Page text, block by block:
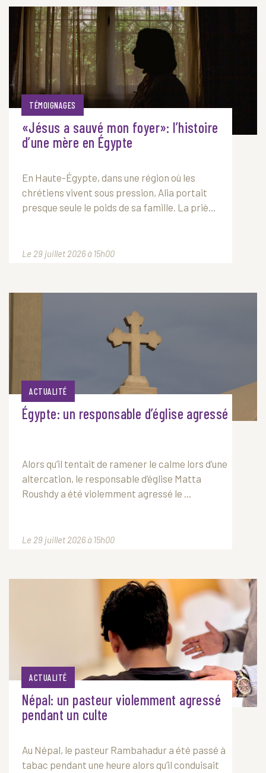
TÉMOIGNAGES
«Jésus a sauvé mon foyer»: l’histoire
d’une mère en Égypte
En Haute-Égypte, dans une région où les
chrétiens vivent sous pression, Alia portait
presque seule le poids de sa famille. La priè...
Le 29 juillet 2026 à 15h00
ACTUALITÉ
Égypte: un responsable d’église agressé
Alors qu’il tentait de ramener le calme lors d’une
altercation, le responsable d’église Matta
Roushdy a été violemment agressé le ...
Le 29 juillet 2026 à 15h00
ACTUALITÉ
Népal: un pasteur violemment agressé
pendant un culte
Au Népal, le pasteur Rambahadur a été passé à
tabac pendant une heure alors qu’il conduisait